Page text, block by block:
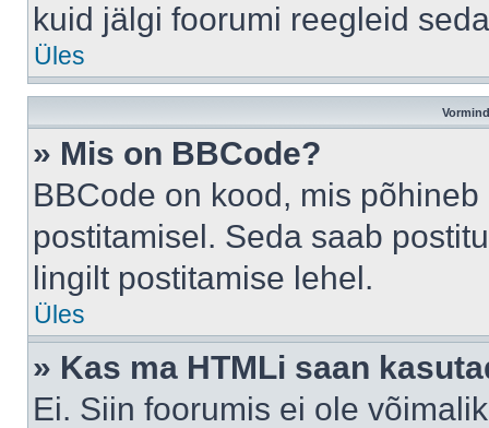
kuid jälgi foorumi reegleid
Üles
» Mis on BBCode?
BBCode on kood, mis
postitamisel. Seda saab
lingilt postitamise lehel.
Üles
» Kas ma HTMLi saan
Ei. Siin foorumis ei ole